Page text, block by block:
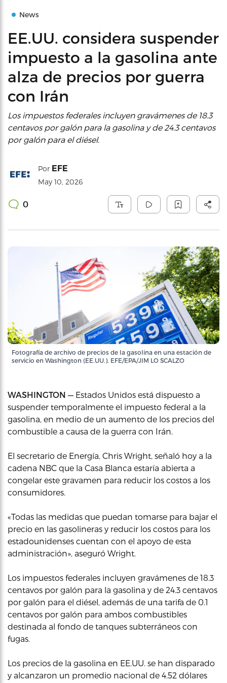
News
EE.UU. considera suspender
impuesto a la gasolina ante
alza de precios por guerra
con Irán
Los impuestos federales incluyen gravámenes de 18.3
centavos por galón para la gasolina y de 24.3 centavos
por galón para el diésel.
Por EFE
May 10, 2026
0
Fotografía de archivo de precios de la gasolina en una estación de
servicio en Washington (EE.UU.). EFE/EPA/JIM LO SCALZO
WASHINGTON — Estados Unidos está dispuesto a
suspender temporalmente el impuesto federal a la
gasolina, en medio de un aumento de los precios del
combustible a causa de la guerra con Irán.
El secretario de Energía, Chris Wright, señaló hoy a la
cadena NBC que la Casa Blanca estaría abierta a
congelar este gravamen para reducir los costos a los
consumidores.
«Todas las medidas que puedan tomarse para bajar el
precio en las gasolineras y reducir los costos para los
estadounidenses cuentan con el apoyo de esta
administración», aseguró Wright.
Los impuestos federales incluyen gravámenes de 18.3
centavos por galón para la gasolina y de 24.3 centavos
por galón para el diésel, además de una tarifa de 0.1
centavos por galón para ambos combustibles
destinada al fondo de tanques subterráneos con
fugas.
Los precios de la gasolina en EE.UU. se han disparado
y alcanzaron un promedio nacional de 4.52 dólares